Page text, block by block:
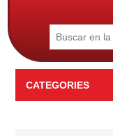
CATEGORIES